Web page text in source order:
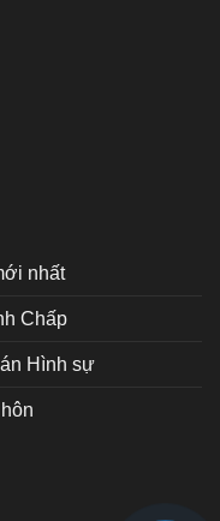
nhất
Chấp
Hình sự